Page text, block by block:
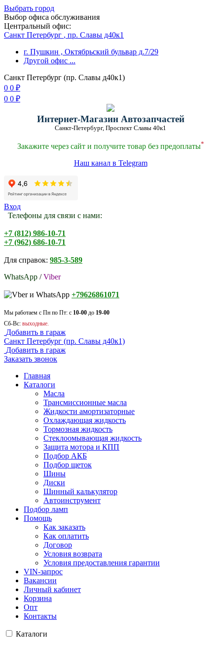
Выбрать город
Выбор офиса обслуживания
Центральный офис:
Санкт Петербург , пр. Славы д40к1
г. Пушкин , Октябрьский бульвар д.7/29
Другой офис ...
Санкт Петербург (пр. Славы д40к1)
0 0 ₽
0 0 ₽
Интернет-Магазин Автозапчастей
Санкт-Петербург, Проспект Славы 40к1
Закажите через сайт и получите товар без предоплаты*
Наш канал в Telegram
Вход
Телефоны для связи с нами:
+7 (812) 986-10-71
+7 (962) 686-10-71
Для справок: 985-3-589
WhatsApp /Viber
+79626861071
Мы работаем с Пн по Пт: с 10-00 до 19-00
Сб-Вс: выходные.
Добавить в гараж
Санкт Петербург (пр. Славы д40к1)
Добавить в гараж
Заказать звонок
Главная
Каталоги
Масла
Трансмиссионные масла
Жидкости амортизаторные
Охлаждающая жидкость
Тормозная жидкость
Стеклоомывающая жидкость
Защита мотора и КПП
Подбор АКБ
Подбор щеток
Шины
Диски
Шинный калькулятор
Автоинструмент
Подбор ламп
Помощь
Как заказать
Как оплатить
Договор
Условия возврата
Условия предоставления гарантии
VIN-запрос
Вакансии
Личный кабинет
Корзина
Опт
Контакты
Каталоги